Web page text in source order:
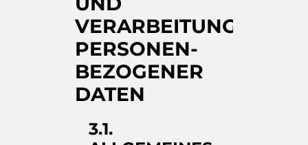
VERARBEITUNG
PERSONEN­
BEZOGENER
DATEN
3.1.